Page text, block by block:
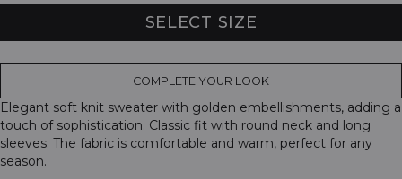
SELECT SIZE
COMPLETE YOUR LOOK
Elegant soft knit sweater with golden embellishments, adding a
touch of sophistication. Classic fit with round neck and long
sleeves. The fabric is comfortable and warm, perfect for any
season.